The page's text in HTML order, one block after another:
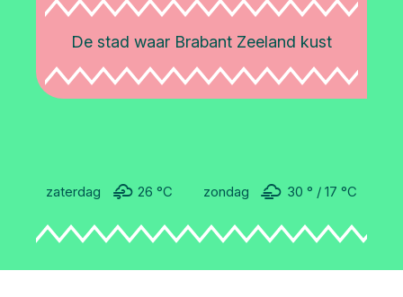
De stad waar Brabant Zeeland kust
zaterdag 26 °C zondag 30 ° 17 °C